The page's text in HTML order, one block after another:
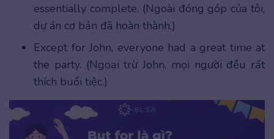
essentially complete. (Ngoài đóng góp của tôi,
dự án cơ bản đã hoàn thành.)
Except for John, everyone had a great time at
the party. (Ngoại trừ John, mọi người đều rất
thích buổi tiệc.)